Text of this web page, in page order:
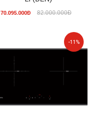
70.095.000Đ 82.000.000Đ
-11%